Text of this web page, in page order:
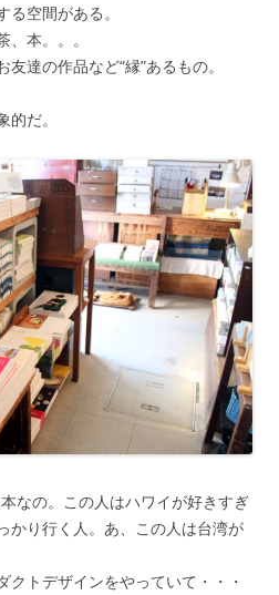
空間がある。
本。。。
達の作品など“縁”あるもの。
だ。
なの。この人はハワイが好きすぎ
かり行く人。あ、この人は台湾が
クトデザインをやっていて・・・